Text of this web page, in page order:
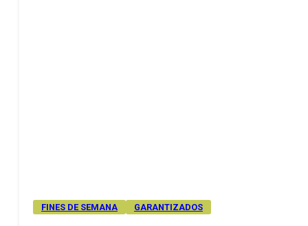
FINES DE SEMANA GARANTIZADOS